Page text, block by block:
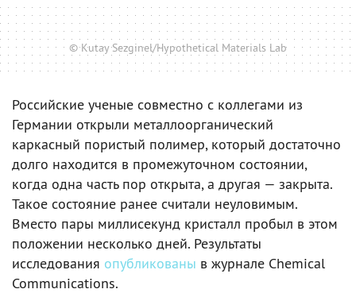
© Kutay Sezginel/Hypothetical Materials Lab
Российские ученые совместно с коллегами из
Германии открыли металлоорганический
каркасный пористый полимер, который достаточно
долго находится в промежуточном состоянии,
когда одна часть пор открыта, а другая — закрыта.
Такое состояние ранее считали неуловимым.
Вместо пары миллисекунд кристалл пробыл в этом
положении несколько дней. Результаты
исследования опубликованы в журнале Chemical
Communications.